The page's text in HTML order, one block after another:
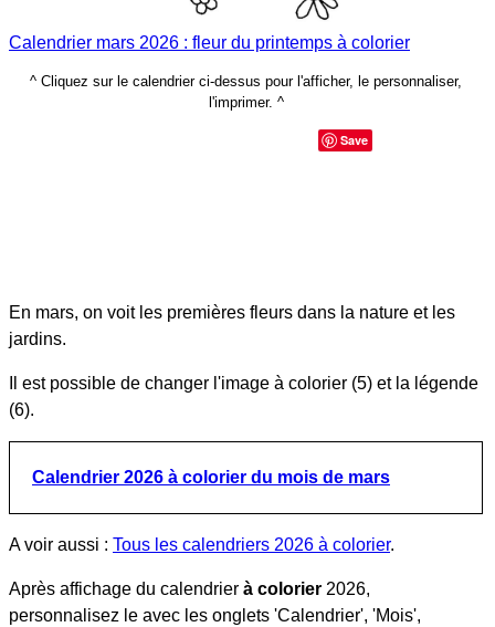
Calendrier mars 2026 : fleur du printemps à colorier
^ Cliquez sur le calendrier ci-dessus pour l'afficher, le personnaliser,
l'imprimer. ^
Save
En mars, on voit les premières fleurs dans la nature et les
jardins.
Il est possible de changer l'image à colorier (5) et la légende
(6).
Calendrier 2026 à colorier du mois de mars
A voir aussi : Tous les calendriers 2026 à colorier.
Après affichage du calendrier à colorier 2026,
personnalisez le avec les onglets 'Calendrier', 'Mois',